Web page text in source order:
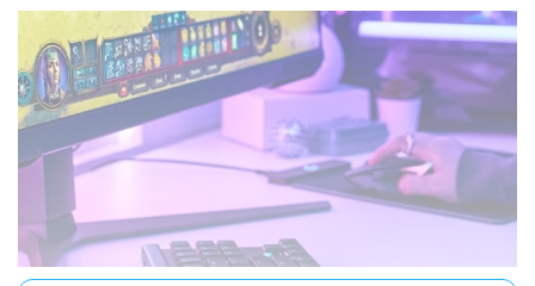
производителем без уведомления.